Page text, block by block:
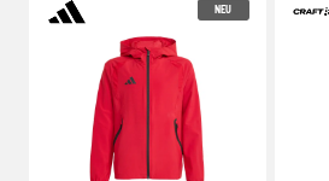
NEU